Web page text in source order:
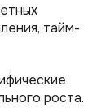
тайм-
роста.